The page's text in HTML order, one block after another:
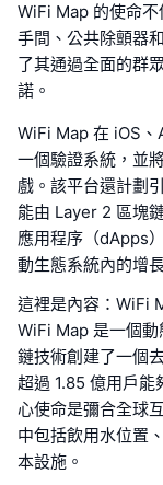
WiFi Map 的使命
手間、公共除顫器
了其通過全面的群
諾。
WiFi Map 在 iOS
一個驗證系統，並
戲。該平台還計劃
能由 Layer 2 區塊
應用程序（dApps
動生態系統內的增
這裡是內容：WiFi
WiFi Map 是一個
鏈技術創建了一個
超過 1.85 億用戶
心使命是彌合全球
中包括飲用水位置
本設施。